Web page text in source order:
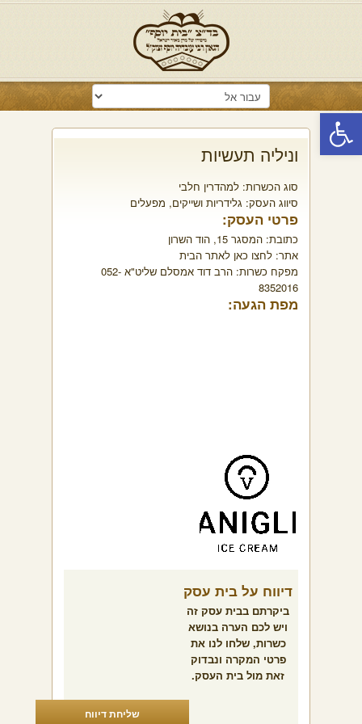
פתח סרגל נגישות
וניליה תעשיות
סוג הכשרות: למהדרין חלבי
סיווג העסק: גלידריות ושייקים, מפעלים
פרטי העסק:
כתובת: המסגר 15, הוד השרון
אתר: לחצו כאן לאתר הבית
מפקח כשרות:
הרב דוד אמסלם שליט"א 052-
8352016
מפת הגעה:
דיווח על בית עסק
ביקרתם בבית עסק זה
ויש לכם הערה בנושא
כשרות, שלחו לנו את
פרטי המקרה ונבדוק
זאת מול בית העסק.
שליחת דיווח